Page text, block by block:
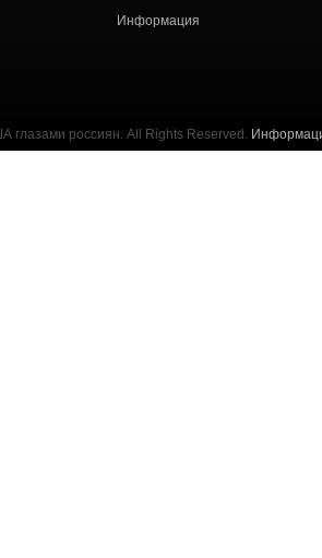
Информация
россиян. All Rights Reserved.